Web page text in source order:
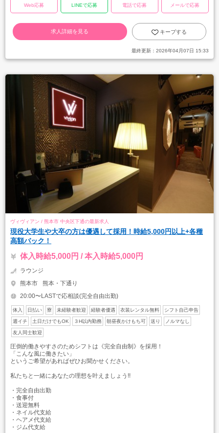
Web応募 LINEで応募 電話で応募 メールで応募
求人詳細を見る キープする
最終更新： 2026年04月07日 15:33
ヴィヴィアン / 熊本市 中央区下通の最新求人
現役大学生や大卒の方は優遇して採用！時給5,000円以上+各種
高額バック！
体入時給5,000円 / 本入時給5,000円
ラウンジ
熊本市
熊本・下通り
20:00〜LASTで応相談(完全自由出勤)
体入 日払い 寮 未経験者歓迎 経験者優遇 衣装レンタル無料 シフト自己申告
週イチ 土日だけでもOK ３H以内勤務 朝昼夜かけもち可 送り ノルマなし
友人同士歓迎
圧倒的働きやすさのためシフトは《完全自由制》を採用！
「こんな風に働きたい」
というご希望があればぜひお聞かせください。
私たちと一緒にあなたの理想を叶えましょう!!
・完全自由出勤
・食事付
・送迎無料
・ネイル代支給
・ヘアメ代支給
・ジム代支給